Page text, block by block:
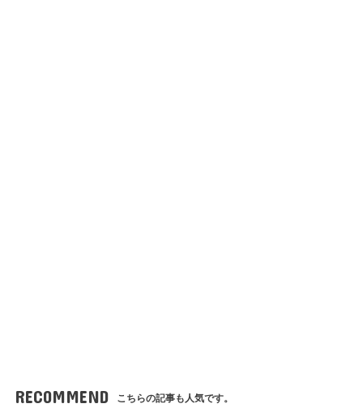
RECOMMEND こちらの記事も人気です。